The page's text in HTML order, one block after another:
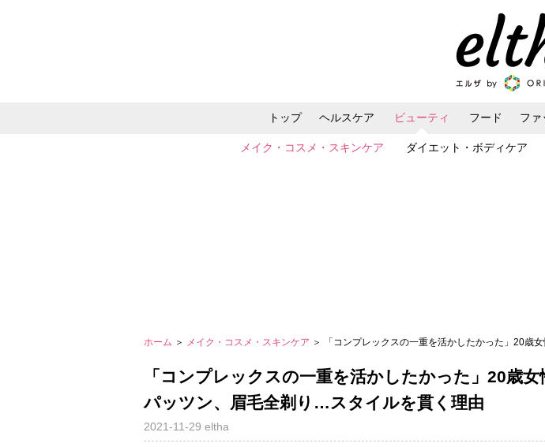
トップ ヘルスケア ビューティ
メイク・コスメ・スキンケア ダイエット・ボディケア
フード ファ
ホーム ＞ メイク・コスメ・スキンケア ＞ 「コンプレックスの一重を活かしたかった」20
「コンプレックスの一重を活かしたかった」20歳
パッツン、眉毛全剃り…スタイルを貫く理由
2021-11-29 eltha